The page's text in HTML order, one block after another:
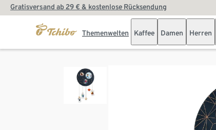
Gratisversand ab 29 € & kostenlose Rücksendung
Themenwelten Kaffee Damen Herren